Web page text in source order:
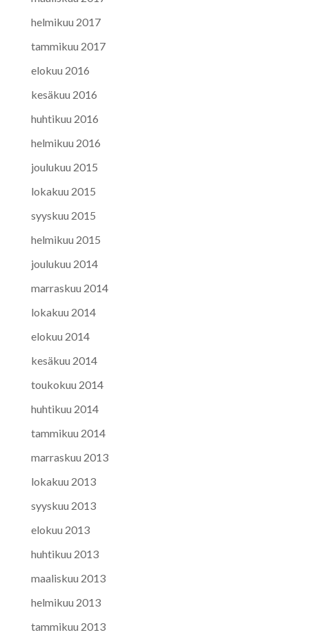
helmikuu 2017
tammikuu 2017
elokuu 2016
kesäkuu 2016
huhtikuu 2016
helmikuu 2016
joulukuu 2015
lokakuu 2015
syyskuu 2015
helmikuu 2015
joulukuu 2014
marraskuu 2014
lokakuu 2014
elokuu 2014
kesäkuu 2014
toukokuu 2014
huhtikuu 2014
tammikuu 2014
marraskuu 2013
lokakuu 2013
syyskuu 2013
elokuu 2013
huhtikuu 2013
maaliskuu 2013
helmikuu 2013
tammikuu 2013